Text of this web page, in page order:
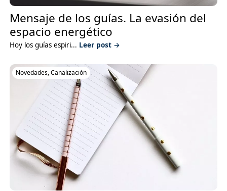
Mensaje de los guías. La evasión del
espacio energético
Hoy los guías espiri... Leer post →
Novedades,Canalización